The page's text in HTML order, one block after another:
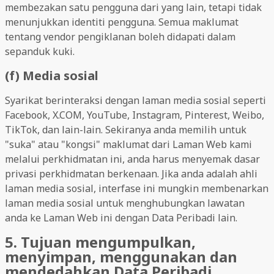
membezakan satu pengguna dari yang lain, tetapi tidak
menunjukkan identiti pengguna. Semua maklumat
tentang vendor pengiklanan boleh didapati dalam
sepanduk kuki.
(f) Media sosial
Syarikat berinteraksi dengan laman media sosial seperti
Facebook, X.COM, YouTube, Instagram, Pinterest, Weibo,
TikTok, dan lain-lain. Sekiranya anda memilih untuk
"suka" atau "kongsi" maklumat dari Laman Web kami
melalui perkhidmatan ini, anda harus menyemak dasar
privasi perkhidmatan berkenaan. Jika anda adalah ahli
laman media sosial, interfase ini mungkin membenarkan
laman media sosial untuk menghubungkan lawatan
anda ke Laman Web ini dengan Data Peribadi lain.
5. Tujuan mengumpulkan,
menyimpan, menggunakan dan